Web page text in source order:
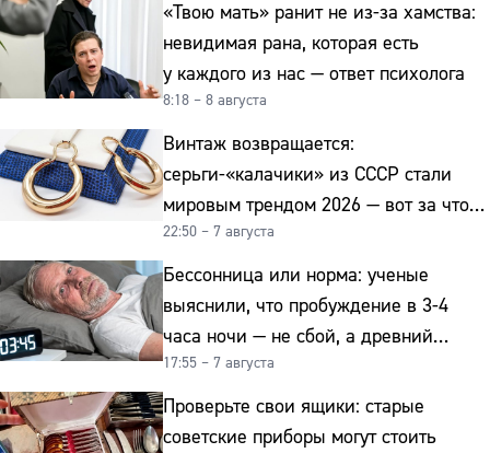
«Твою мать» ранит не из-за хамства:
невидимая рана, которая есть
у каждого из нас — ответ психолога
8:18 – 8 августа
Винтаж возвращается:
серьги-«калачики» из СССР стали
мировым трендом 2026 — вот за что
их ценят ювелиры
22:50 – 7 августа
Бессонница или норма: ученые
выяснили, что пробуждение в 3-4
часа ночи — не сбой, а древний
биологический ритм
17:55 – 7 августа
Проверьте свои ящики: старые
советские приборы могут стоить